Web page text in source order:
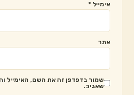
אימייל *
אתר
שמור בדפדפן זה את השם, האימייל
שאגיב.